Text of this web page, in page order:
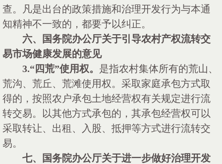
查。凡是出台的政策措施和治理开发行为与本通
知精神不一致的，都要予以纠正。
六、国务院办公厅关于引导农村产权流转交
易市场健康发展的意见
3.“四荒”使用权。 是指农村集体所有的荒山、
荒沟、荒丘、荒滩使用权。采取家庭承包方式取
得的，按照农户承包土地经营权有关规定进行流
转交易。以其他方式承包的，其承包经营权可以
采取转让、出租、入股、抵押等方式进行流转交
易。
七、国务院办公厅关于进一步做好治理开发